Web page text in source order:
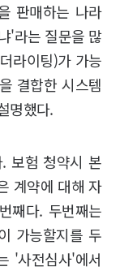
판매하는 나라
'라는 질문을 많
라이팅)가 가능
결합한 시스템
명했다.
보험 청약시 본
계약에 대해 자
째다. 두번째는
가능할지를 두
'사전심사'에서